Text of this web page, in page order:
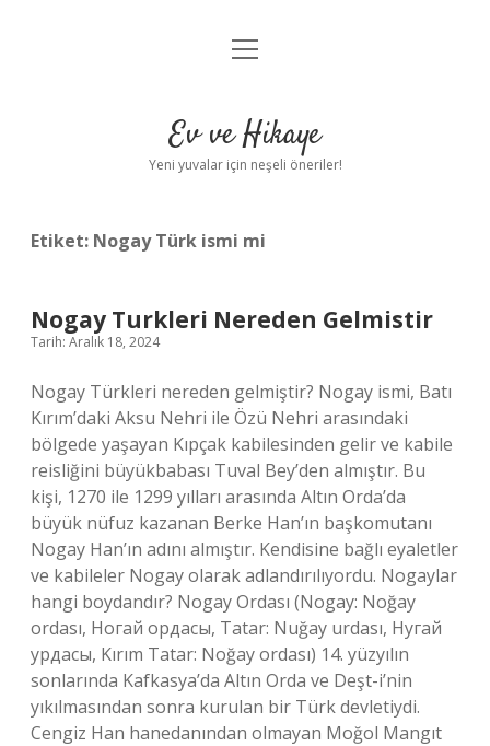
Anasayfa
Yasal Uyarı
menüyü
Ev ve Hikaye
Yeni yuvalar için neşeli öneriler!
Etiket: Nogay Türk ismi mi
Nogay Turkleri Nereden Gelmistir
Tarih: Aralık 18, 2024
Nogay Türkleri nereden gelmiştir? Nogay ismi, Batı
Kırım’daki Aksu Nehri ile Özü Nehri arasındaki
bölgede yaşayan Kıpçak kabilesinden gelir ve kabile
reisliğini büyükbabası Tuval Bey’den almıştır. Bu
kişi, 1270 ile 1299 yılları arasında Altın Orda’da
büyük nüfuz kazanan Berke Han’ın başkomutanı
Nogay Han’ın adını almıştır. Kendisine bağlı eyaletler
ve kabileler Nogay olarak adlandırılıyordu. Nogaylar
hangi boydandır? Nogay Ordası (Nogay: Noğay
ordası, Ногай ордасы, Tatar: Nuğay urdası, Нугай
урдасы, Kırım Tatar: Noğay ordası) 14. yüzyılın
sonlarında Kafkasya’da Altın Orda ve Deşt-i’nin
yıkılmasından sonra kurulan bir Türk devletiydi.
Cengiz Han hanedanından olmayan Moğol Mangıt